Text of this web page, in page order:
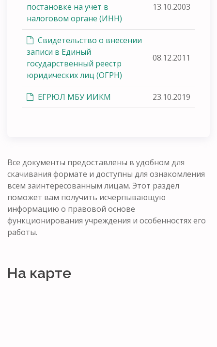
постановке на учет в
налоговом органе (ИНН)
13.10.2003
Свидетельство о внесении
записи в Единый
государственный реестр
юридических лиц (ОГРН)
08.12.2011
ЕГРЮЛ МБУ ИИКМ 23.10.2019
Все документы предоставлены в удобном для
скачивания формате и доступны для ознакомления
всем заинтересованным лицам. Этот раздел
поможет вам получить исчерпывающую
информацию о правовой основе
функционирования учреждения и особенностях его
работы.
На карте